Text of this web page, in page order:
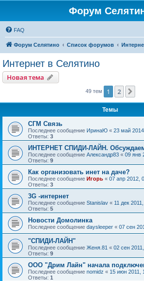
Форум
FAQ
Форум Селятино Список форумов
Интернет в Селятино
Новая тема
49 тем 1 2
Темы
СГМ Связь
Последнее сообщение ИринаЮ « 23 май
Ответы: 3
ИНТЕРНЕТ СПИДИ-ЛАЙН.
Последнее сообщение Александр83 « 09 янв
Ответы: 9
Как организовать инет на даче?
Последнее сообщение Игорь « 07 апр 2012,
Ответы: 3
3G -интернет
Последнее сообщение Stanislav « 11 дек
Ответы: 5
Новости Домолинка
Последнее сообщение daysleeper « 07 сен
"СПИДИ-ЛАЙН"
Последнее сообщение Женя.81 « 02 сен
Ответы: 9
ООО "Дрим Лайн" начала
Последнее сообщение nomidz « 15 июн 2011,
Ответы: 1